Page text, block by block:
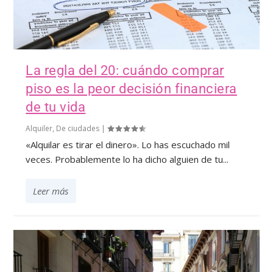
La regla del 20: cuándo comprar
piso es la peor decisión financiera
de tu vida
Alquiler, De ciudades |
«Alquilar es tirar el dinero». Lo has escuchado mil
veces. Probablemente lo ha dicho alguien de tu...
Leer más